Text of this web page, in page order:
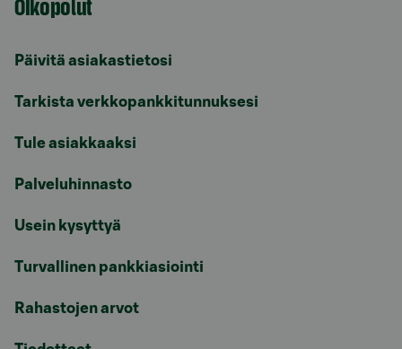
Päivitä asiakastietosi
Tarkista verkkopankkitunnuksesi
Tule asiakkaaksi
Palveluhinnasto
Usein kysyttyä
Turvallinen pankkiasiointi
Rahastojen arvot